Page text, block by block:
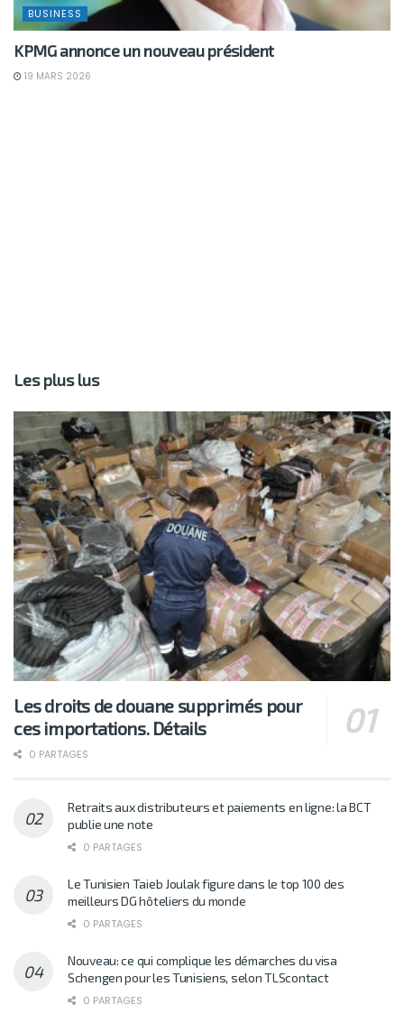
BUSINESS
KPMG annonce un nouveau président
19 MARS 2026
Les plus lus
Les droits de douane supprimés pour
ces importations. Détails
0 PARTAGES
Retraits aux distributeurs et paiements en ligne: la BCT
publie une note
0 PARTAGES
Le Tunisien Taieb Joulak figure dans le top 100 des
meilleurs DG hôteliers du monde
0 PARTAGES
Nouveau: ce qui complique les démarches du visa
Schengen pour les Tunisiens, selon TLScontact
0 PARTAGES